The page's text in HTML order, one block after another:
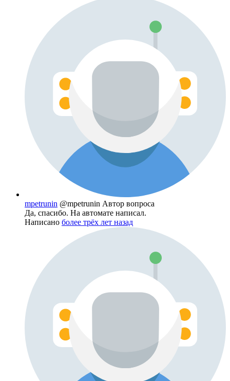
mpetrunin @mpetrunin Автор вопроса
Да, спасибо. На автомате написал.
Написано более трёх лет назад